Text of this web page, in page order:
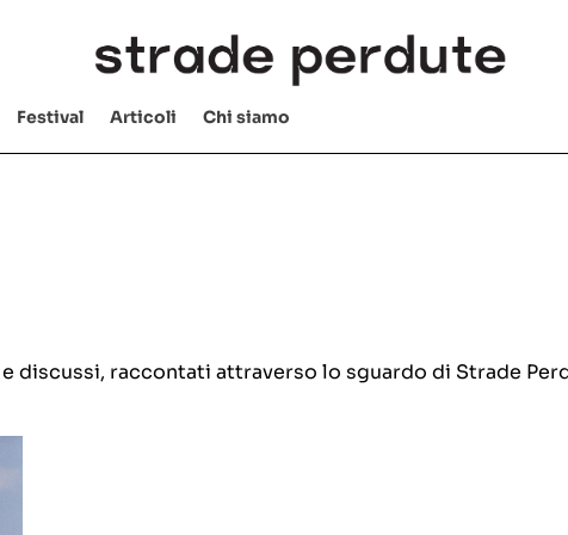
Festival Articoli Chi siamo
discussi, raccontati attraverso lo sguardo di Strade